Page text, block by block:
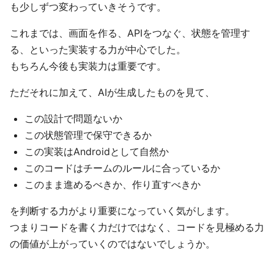
も少しずつ変わっていきそうです。
これまでは、画面を作る、APIをつなぐ、状態を管理す
る、といった実装する力が中心でした。
もちろん今後も実装力は重要です。
ただそれに加えて、AIが生成したものを見て、
この設計で問題ないか
この状態管理で保守できるか
この実装はAndroidとして自然か
このコードはチームのルールに合っているか
このまま進めるべきか、作り直すべきか
を判断する力がより重要になっていく気がします。
つまりコードを書く力だけではなく、コードを見極める力
の価値が上がっていくのではないでしょうか。